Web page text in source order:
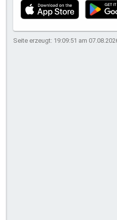
Seite erzeugt: 19:09:51 am